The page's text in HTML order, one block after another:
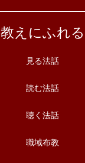
教えにふれる
見る法話
読む法話
聴く法話
職域布教